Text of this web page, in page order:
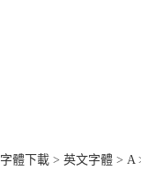
字體下載 > 英文字體 > A